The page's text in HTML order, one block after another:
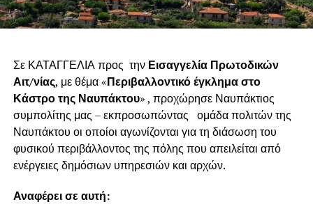
Σε ΚΑΤΑΓΓΕΛΙΑ προς την Εισαγγελία Πρωτοδικών
Αιτ/νίας, με θέμα «Περιβαλλοντικό έγκλημα στο
Κάστρο της Ναυπάκτου» , προχώρησε Ναυπάκτιος
συμπολίτης μας – εκπροσωπώντας ομάδα πολιτών της
Ναυπάκτου οι οποίοι αγωνίζονται για τη διάσωση του
φυσικού περιβάλλοντος της πόλης που απειλείται από
ενέργειες δημόσιων υπηρεσιών και αρχών.
Αναφέρει σε αυτή: